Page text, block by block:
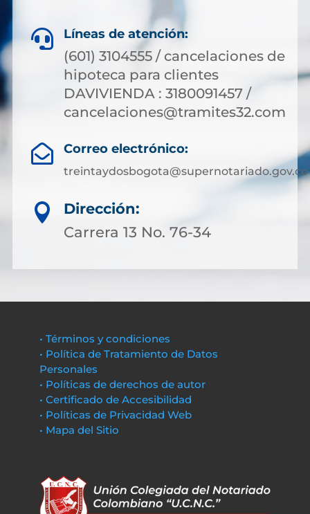
 Líneas de atención:
(601) 3104555 / cancelaciones de
hipoteca para clientes
DAVIVIENDA : 3180091457 /
cancelaciones@tramites32.com
 Correo electrónico:
treintaydosbogota@supernotariado.gov.co

Dirección:
Carrera 13 No. 76-34
• Términos y condiciones
• Política de Tratamiento de Datos
Personales
• Políticas de derechos de autor
• Certificado de Accesibilidad
• Políticas de Privacidad Web
• Mapa del Sitio